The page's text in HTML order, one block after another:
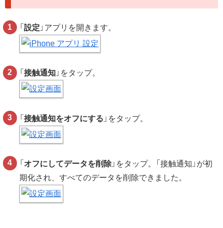
「設定 」アプリを開きます。
「接触通知 」をタップ。
「接触通知をオフにする 」をタップ。
「 オフにしてデータを削除」をタップ。「接触通知」が初
期化され、すべてのデータを削除できました。